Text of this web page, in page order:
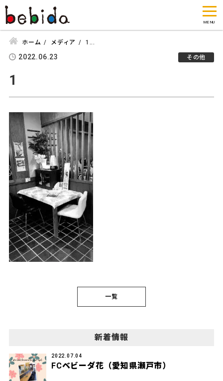
ホーム メディア 1...
2022.06.23 その他
1
一覧
新着情報
2022.07.04
FCベビーダ花（愛知県瀬戸市）